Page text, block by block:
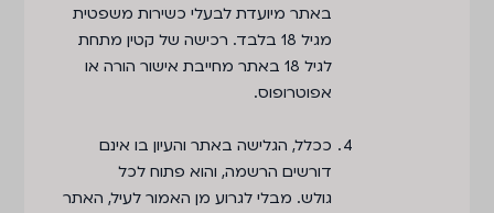
באתר מיועדת לבעלי כשירות משפטית
מגיל 18 בלבד. רכישה של קטין מתחת
לגיל 18 באתר מחייבת אישור הורה או
אפוטרופוס.
ככלל, הגלישה באתר והעיון בו אינם
דורשים הרשמה, והוא פתוח לכל
גולש. מבלי לגרוע מן האמור לעיל, האתר